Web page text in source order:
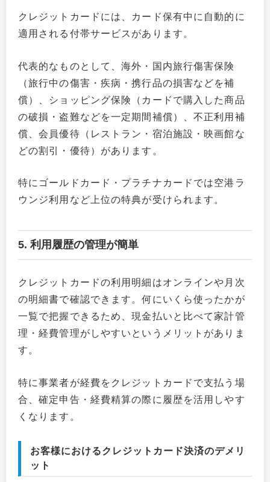
クレジットカードには、カード保有中に自動的に
適用される付帯サービスがあります。
代表的なものとして、海外・国内旅行傷害保険
（旅行中の傷害・疾病・携行品の損害などを補
償）、ショッピング保険（カードで購入した商品
の破損・盗難などを一定期間補償）、不正利用補
償、会員優待（レストラン・宿泊施設・映画館な
どの割引・優待）があります。
特にゴールドカード・プラチナカードでは空港ラ
ウンジ利用など上位の特典が受けられます。
5. 利用履歴の管理が簡単
クレジットカードの利用明細はオンラインや月次
の明細書で確認できます。何にいくら使ったかが
一覧で把握できるため、現金払いと比べて家計管
理・経費管理がしやすいというメリットがありま
す。
特に事業者が経費をクレジットカードで支払う場
合、確定申告・経費精算の際に履歴を活用しやす
くなります。
お客様におけるクレジットカード決済のデメリ
ット